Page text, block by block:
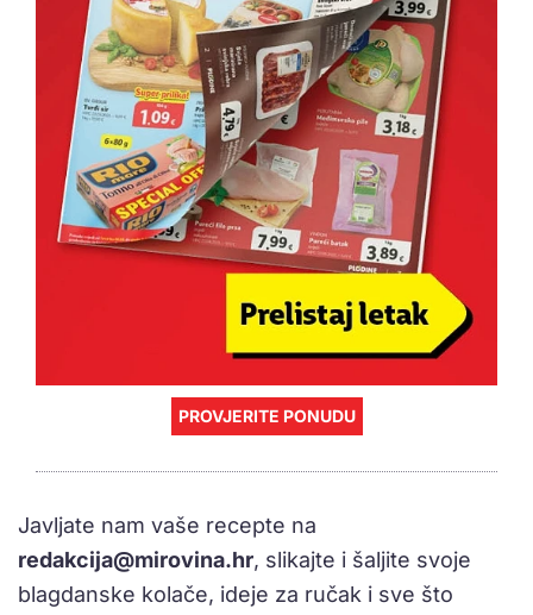
PROVJERITE PONUDU
Javljate nam vaše recepte na
redakcija@mirovina.hr, slikajte i šaljite svoje
blagdanske kolače, ideje za ručak i sve što